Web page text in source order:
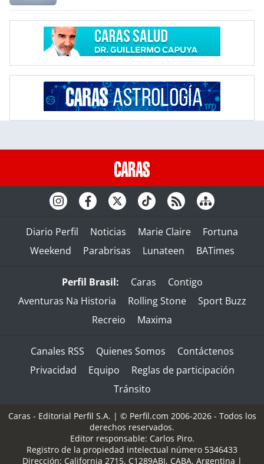
Diario Perfil Noticias Marie Claire
Fortuna
Weekend
Parabrisas Lunateen BATimes
Perfil Brasil: Caras
Contigo
Aventuras Na Historia
Rolling Stone
Sport Buzz
Recreio
Maxima
Canales RSS Quienes Somos
Contáctenos
Privacidad
Equipo
Reglas de participación
Tránsito
Caras - Editorial Perfil S.A. | © Perfil.com 2006-2026 - Todos los
derechos reservados.
Editor responsable: Carlos Piro.
Registro de la propiedad intelectual número 5346433
Dirección: California 2715, C1289ABI, CABA, Argentina |